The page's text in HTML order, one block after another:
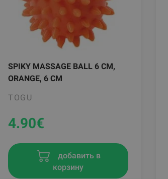
SPIKY MASSAGE BALL 6 CM,
ORANGE, 6 CM
TOGU
4.90€
добавить в
корзину